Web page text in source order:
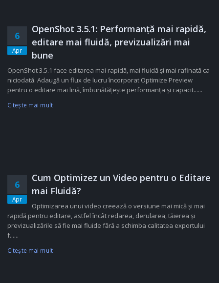
6
Apr
OpenShot 3.5.1: Performanță mai rapidă,
editare mai fluidă, previzualizări mai
bune
OpenShot 3.5.1 face editarea mai rapidă, mai fluidă și mai rafinată ca
niciodată. Adaugă un flux de lucru încorporat Optimize Preview
pentru o editare mai lină, îmbunătățește performanța și capacit......
Citeşte mai mult
6
Apr
Cum Optimizez un Video pentru o Editare
mai Fluidă?
Optimizarea unui video creează o versiune mai mică și mai
rapidă pentru editare, astfel încât redarea, derularea, tăierea și
previzualizările să fie mai fluide fără a schimba calitatea exportului
f......
Citeşte mai mult